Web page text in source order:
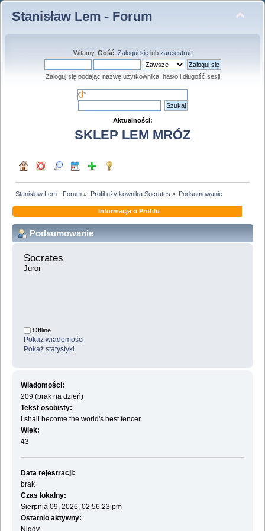
Stanisław Lem - Forum
Witamy, Gość. Zaloguj sięlub zarejestruj.
Zaloguj się podając nazwę użytkownika, hasło i długość sesji
Aktualności:
SKLEP LEM MRÓZ
Stanisław Lem - Forum » Profil użytkownika Socrates » Podsumowanie
Informacja o Profilu
Podsumowanie
Socrates
Juror
Offline
Pokaż wiadomości
Pokaż statystyki
Wiadomości:
209 (brak na dzień)
Tekst osobisty:
I shall become the world's best fencer.
Wiek:
43
Data rejestracji:
brak
Czas lokalny:
Sierpnia 09, 2026, 02:56:23 pm
Ostatnio aktywny:
Nigdy